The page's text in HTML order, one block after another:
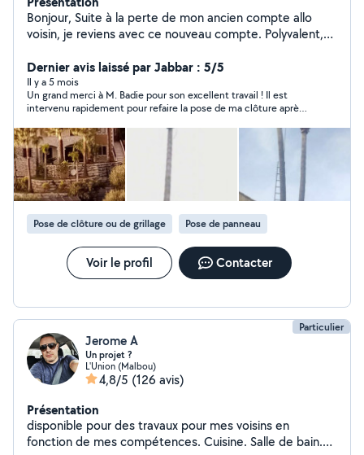
Bonjour, Suite à la perte de mon ancien compte allo
voisin, je reviens avec ce nouveau compte. Polyvalent,
Je fais de l'élagage, du jardinage et des petits travaux.
Dernier avis laissé par Jabbar : 5/5
Il y a 5 mois
Un grand merci à M. Badie pour son excellent travail ! Il est
intervenu rapidement pour refaire la pose de ma clôture après
et solide. Personne sérieuse et Ponctuelle.
Pose de clôture ou de grillage Pose de panneau
Voir le profil Contacter
Particulier
Jerome A
Un projet ?
L'Union (Malbou)
4,8/5 (126 avis)
Présentation
disponible pour des travaux pour mes voisins en
fonction de mes compétences. Cuisine. Salle de bain.